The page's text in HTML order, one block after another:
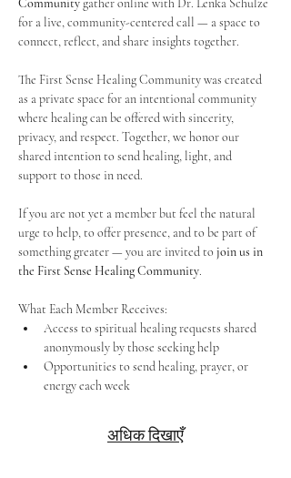
Community gather online with Dr. Lenka Schulze
for a live, community-centered call — a space to
connect, reflect, and share insights together.
The First Sense Healing Community was created
as a private space for an intentional community
where healing can be offered with sincerity,
privacy, and respect. Together, we honor our
shared intention to send healing, light, and
support to those in need.
If you are not yet a member but feel the natural
urge to help, to offer presence, and to be part of
something greater — you are invited to join us in
the First Sense Healing Community.
What Each Member Receives:
Access to spiritual healing requests shared
anonymously by those seeking help
Opportunities to send healing, prayer, or
energy each week
अधिक दिखाएँ